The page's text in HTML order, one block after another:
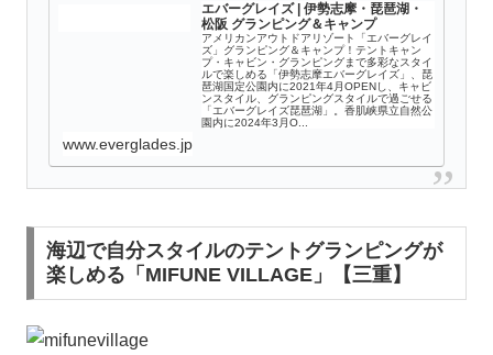
エバーグレイズ | 伊勢志摩・琵琶湖・
松阪 グランピング＆キャンプ
アメリカンアウトドアリゾート「エバーグレイ
ズ」グランピング＆キャンプ！テントキャン
プ・キャビン・グランピングまで多彩なスタイ
ルで楽しめる「伊勢志摩エバーグレイズ」、琵
琶湖国定公園内に2021年4月OPENし、キャビ
ンスタイル、グランピングスタイルで過ごせる
「エバーグレイズ琵琶湖」。香肌峡県立自然公
園内に2024年3月O...
www.everglades.jp
海辺で自分スタイルのテントグランピングが
楽しめる「MIFUNE VILLAGE」【三重】